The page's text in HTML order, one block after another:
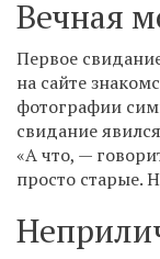
Вечная
Первое
на сайте
фотографии
свидание
«А что, —
просто старые.